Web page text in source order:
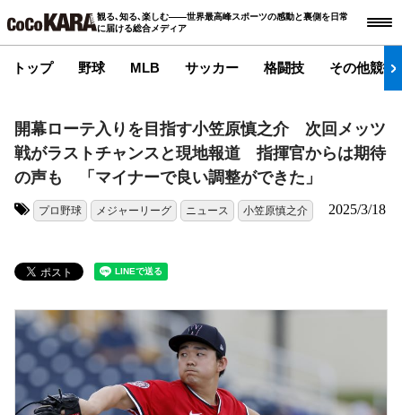
観る､知る､楽しむ――世界最高峰スポーツの感動と裏側を日常
に届ける総合メディア
トップ 野球 MLB サッカー 格闘技 その他競技
開幕ローテ入りを目指す小笠原慎之介 次回メッツ
戦がラストチャンスと現地報道 指揮官からは期待
の声も 「マイナーで良い調整ができた」
プロ野球 メジャーリーグ ニュース 小笠原慎之介 2025/3/18